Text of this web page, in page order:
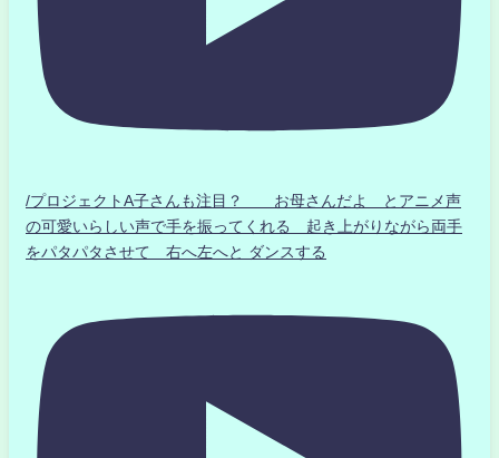
/プロジェクトA子さんも注目？ お母さんだよ とアニメ声
の可愛いらしい声で手を振ってくれる 起き上がりながら両手
をパタパタさせて 右へ左へと ダンスする